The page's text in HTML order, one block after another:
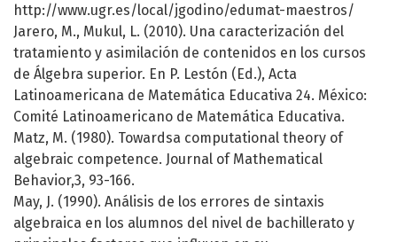
http://www.ugr.es/local/jgodino/edumat-maestros/
Jarero, M., Mukul, L. (2010). Una caracterización del
tratamiento y asimilación de contenidos en los cursos
de Álgebra superior. En P. Lestón (Ed.), Acta
Latinoamericana de Matemática Educativa 24. México:
Comité Latinoamericano de Matemática Educativa.
Matz, M. (1980). Towardsa computational theory of
algebraic competence. Journal of Mathematical
Behavior,3, 93-166.
May, J. (1990). Análisis de los errores de sintaxis
algebraica en los alumnos del nivel de bachillerato y